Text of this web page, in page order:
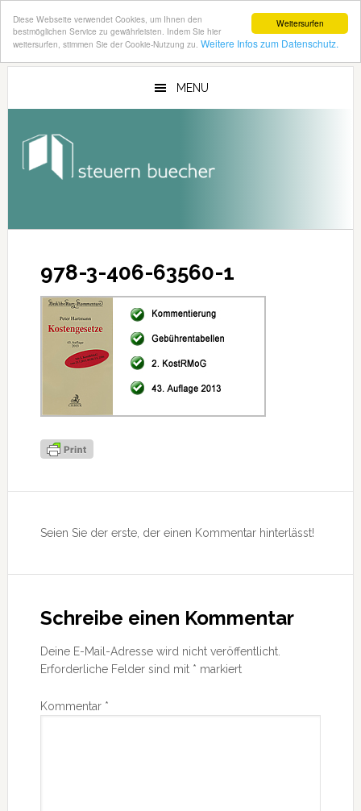
Weitersurfen
Diese Webseite verwendet Cookies, um Ihnen den
bestmöglichen Service zu gewährleisten. Indem Sie hier
weitersurfen, stimmen Sie der Cookie-Nutzung zu. Weitere Infos zum Datenschutz.
Zum
Zur
MENU
978-3-406-63560-1
Interaktionen
Seien Sie der erste, der einen Kommentar hinterlässt!
Schreibe einen Kommentar
Deine E-Mail-Adresse wird nicht veröffentlicht.
Erforderliche Felder sind mit * markiert
Kommentar *